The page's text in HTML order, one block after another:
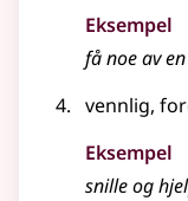
Eksempel
få noe av en
vennlig,
Eksempel
snilleog